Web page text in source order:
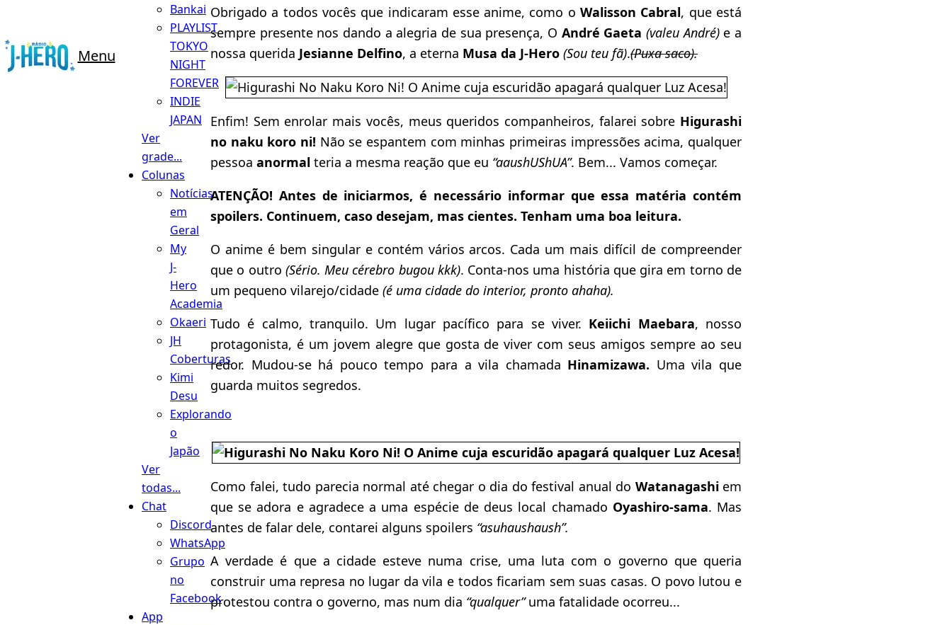
Menu
Bankai
PLAYLIST
TOKYO
NIGHT
FOREVER
INDIE
JAPAN
Ver
grade...
Colunas
Notícias
em
Geral
My
J-
Hero
Academia
Okaeri
JH
Coberturas
Kimi
Desu
Explorando
o
Japão
Ver
todas...
Chat
Discord
WhatsApp
Grupo
no
Facebook
App
Obrigado a todos vocês que indicaram esse anime, como oWalisson Cabral, que está
sempre presente nos dando a alegria de sua presença, O André Gaeta (valeu André)e a
nossa querida Jesianne Delfino, a eterna Musa da J-Hero (Sou teu fã).(Puxa saco).
Enfim! Sem enrolar mais vocês, meus queridos companheiros, falarei sobre Higurashi
no naku koro ni! Não se espantem com minhas primeiras impressões acima, qualquer
pessoa anormal teria a mesma reação que eu “aaushUShUA”. Bem... Vamos começar.
ATENÇÃO! Antes de iniciarmos, é necessário informar que essa matéria contém
spoilers. Continuem, caso desejam, mas cientes. Tenham uma boa leitura.
O anime é bem singular e contém vários arcos. Cada um mais difícil de compreender
que o outro (Sério. Meu cérebro bugou kkk). Conta-nos uma história que gira em torno de
um pequeno vilarejo/cidade (é uma cidade do interior, pronto ahaha).
Tudo é calmo, tranquilo. Um lugar pacífico para se viver. Keiichi Maebara, nosso
protagonista, é um jovem alegre que gosta de viver com seus amigos sempre ao seu
redor. Mudou-se há pouco tempo para a vila chamada Hinamizawa. Uma vila que
guarda muitos segredos.
Como falei, tudo parecia normal até chegar o dia do festival anual do Watanagashi em
que se adora e agradece a uma espécie de deus local chamado Oyashiro-sama. Mas
antes de falar dele, contarei alguns spoilers “asuhaushaush”.
A verdade é que a cidade esteve numa crise, uma luta com o governo que queria
construir uma represa no lugar da vila e todos ficariam sem suas casas. O povo lutou e
protestou contra o governo, mas num dia “qualquer”uma fatalidade ocorreu...